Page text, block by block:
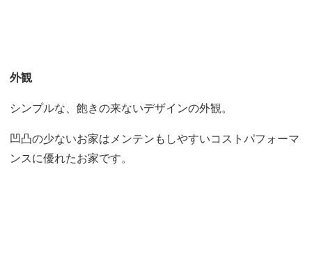
外観
シンプルな、飽きの来ないデザインの外観。
凹凸の少ないお家はメンテンもしやすいコストパフォーマ
ンスに優れたお家です。